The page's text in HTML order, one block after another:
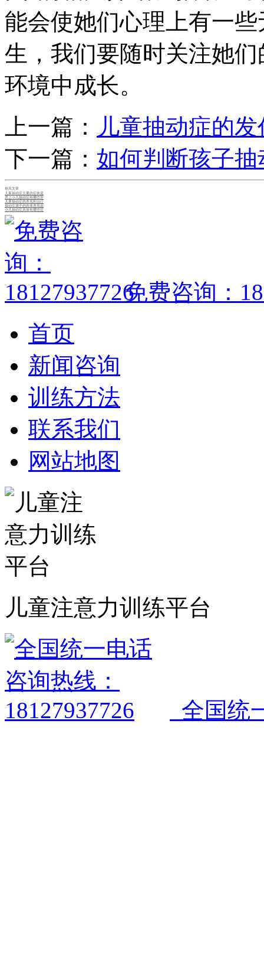
能会使她们心理上有一
生，我们要随时关注她
环境中成长。
上一篇： 儿童抽动症的
下一篇： 如何判断孩子
相关文章
儿童抽动症主要的症状是
患上小儿抽动症有哪些异
儿童抽动症的表现和治疗
抽动症孩子的具体表现是
小儿抽动症具体有哪些症
免费咨询：
首页
新闻咨询
训练方法
联系我们
网站地图
儿童注意力训练平台
全国统